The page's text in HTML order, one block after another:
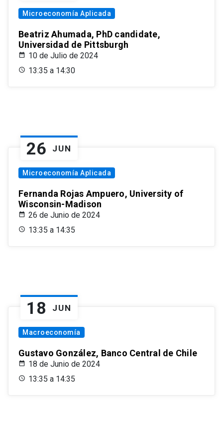
Microeconomía Aplicada
Beatriz Ahumada, PhD candidate,
Universidad de Pittsburgh
10 de Julio de 2024
13:35 a 14:30
26 JUN
Microeconomía Aplicada
Fernanda Rojas Ampuero, University of
Wisconsin-Madison
26 de Junio de 2024
13:35 a 14:35
18 JUN
Macroeconomía
Gustavo González, Banco Central de Chile
18 de Junio de 2024
13:35 a 14:35